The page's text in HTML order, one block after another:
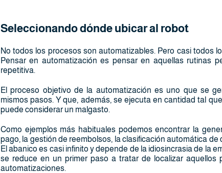
Seleccionando dónde ubicar al robot
No todos los procesos son automatizables. Pero casi todos
Pensar en automatización es pensar en aquellas rutinas
repetitiva.
El proceso objetivo de la automatización es uno que se
mismos pasos. Y que, además, se ejecuta en cantidad tal
puede considerar un malgasto.
Como ejemplos más habituales podemos encontrar la
pago, la gestión de reembolsos, la clasificación automática
El abanico es casi infinito y depende de la idiosincrasia de la
se reduce en un primer paso a tratar de localizar aquellos
automatizaciones.